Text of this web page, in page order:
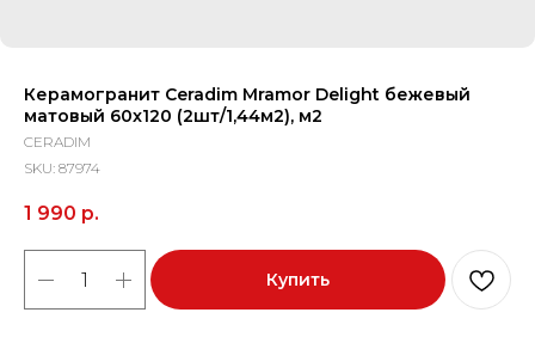
Керамогранит Ceradim Mramor Delight бежевый
матовый 60x120 (2шт/1,44м2), м2
CERADIM
SKU: 87974
1 990 р.
Купить